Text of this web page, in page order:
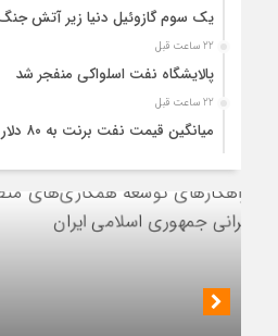
یک سوم گازوئیل دنیا زیر آتش
22 ساعت قبل
پالایشگاه نفت اسلواکی منفجر شد
22 ساعت قبل
میانگین قیمت نفت برنت به ۸۰ دلار می‌رسد
جایگاه‌داران در انتظار تصویب
بحران ناترازی ۱۰
اصلاح ساختار
نشست رئیس هیأت مدیره گروه سرمایه‌گذاری